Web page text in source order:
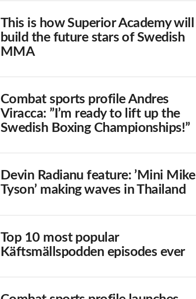
This is how Superior Academy will
build the future stars of Swedish
MMA
Combat sports profile Andres
Viracca: ”I’m ready to lift up the
Swedish Boxing Championships!”
Devin Radianu feature: ’Mini Mike
Tyson’ making waves in Thailand
Top 10 most popular
Käftsmällspodden episodes ever